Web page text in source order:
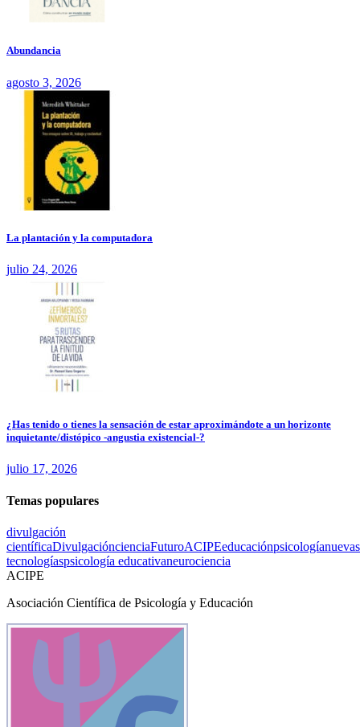
Abundancia
agosto 3, 2026
La plantación y la computadora
julio 24, 2026
¿Has tenido o tienes la sensación de estar aproximándote a un horizonte
inquietante/distópico -angustia existencial-?
julio 17, 2026
Temas populares
divulgación
científicaDivulgacióncienciaFuturoACIPEeducaciónpsicologíanuevas
tecnologíaspsicología educativaneurociencia
ACIPE
Asociación Científica de Psicología y Educación